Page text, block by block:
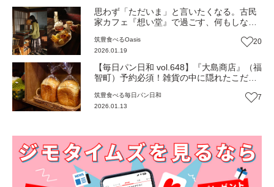
思わず「ただいま」と言いたくなる。古民
家カフェ『想い堂』で過ごす、何もしない
息地をめぐる旅〜】
筑豊食べるOasis
2026.01.19
20
【毎日パン日和 vol.648】『大島商店』（福
智町）予約必須！雑貨の中に隠れたこだわ
筑豊食べる毎日パン日和
2026.01.13
7